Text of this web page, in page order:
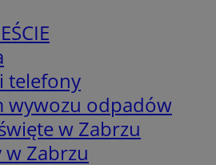
telefony
wywozu odpadów
w Zabrzu
w Zabrzu